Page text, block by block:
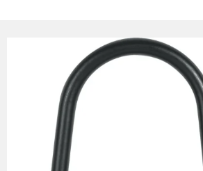
Måske kunne nogle af disse
din interesse?